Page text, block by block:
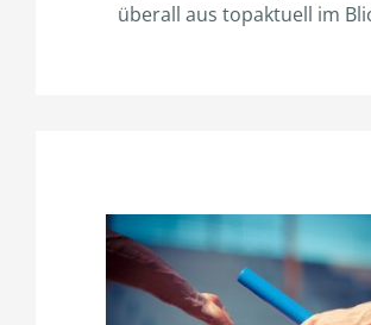
überall aus topaktuell im